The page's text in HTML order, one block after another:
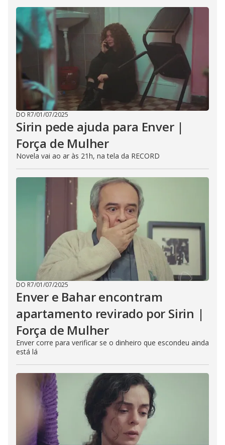
DO R7/01/07/2025
Sirin pede ajuda para Enver |
Força de Mulher
Novela vai ao ar às 21h, na tela da RECORD
DO R7/01/07/2025
Enver e Bahar encontram
apartamento revirado por Sirin |
Força de Mulher
Enver corre para verificar se o dinheiro que escondeu ainda
está lá